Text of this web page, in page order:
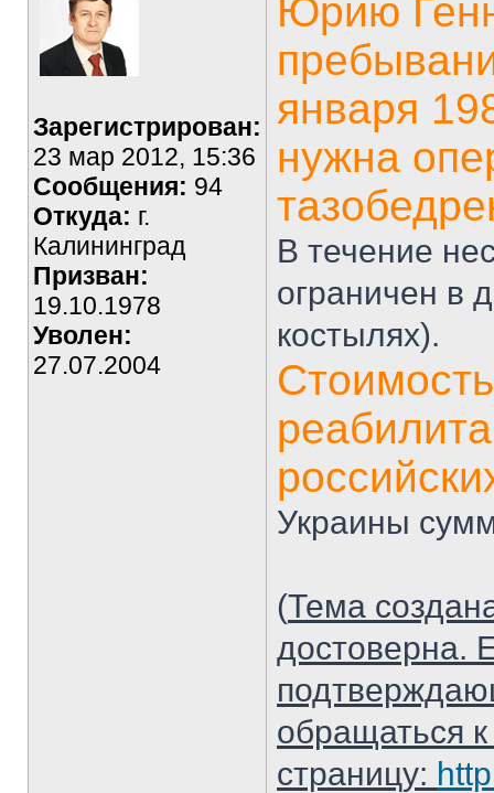
Зарегистрирован:
23 мар 2012, 15:36
Сообщения: 94
Откуда: г.
Калининград
Призван:
19.10.1978
Уволен:
27.07.2004
Юрию
января
нужна
В течение
ограничен в
костылях).
Украины
(Тема
достоверна.
обращаться
страницу: